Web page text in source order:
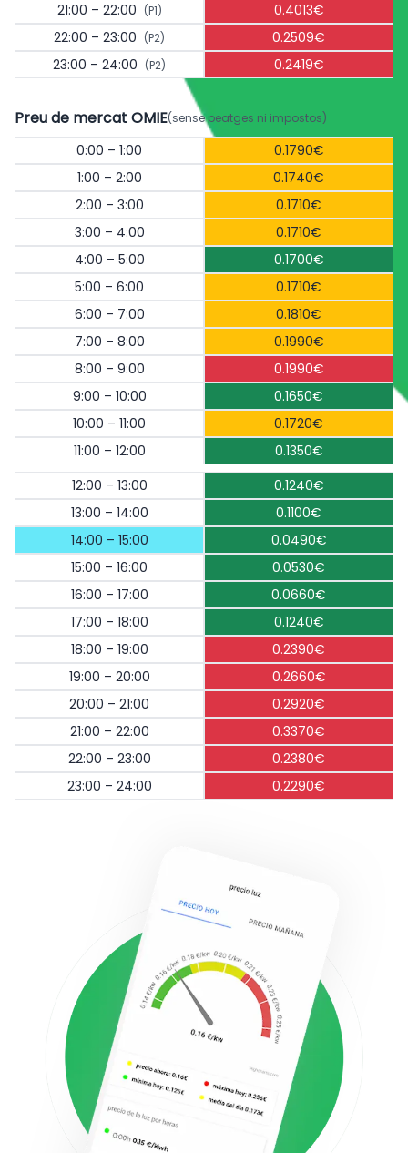
21:00 – 22:00 (P1)
0.4013€
22:00 – 23:00 (P2)
0.2509€
23:00 – 24:00 (P2) 0.2419€
Preu de mercat OMIE(sense peatges ni impostos)
0:00 – 1:00
0.1790€
1:00 – 2:00
0.1740€
2:00 – 3:00
0.1710€
3:00 – 4:00
0.1710€
4:00 – 5:00
0.1700€
5:00 – 6:00
0.1710€
6:00 – 7:00
0.1810€
7:00 – 8:00
0.1990€
8:00 – 9:00
0.1990€
9:00 – 10:00
0.1650€
10:00 – 11:00
0.1720€
11:00 – 12:00
0.1350€
12:00 – 13:00
0.1240€
13:00 – 14:00
0.1100€
14:00 – 15:00
0.0490€
15:00 – 16:00
0.0530€
16:00 – 17:00
0.0660€
17:00 – 18:00
0.1240€
18:00 – 19:00
0.2390€
19:00 – 20:00
0.2660€
20:00 – 21:00
0.2920€
21:00 – 22:00
0.3370€
22:00 – 23:00
0.2380€
23:00 – 24:00
0.2290€